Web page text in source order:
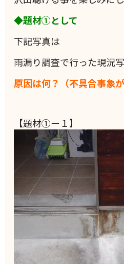
◆題材①として
下記写真は
雨漏り調査で行った現況写
原因は何？（不具合事象
【題材①ー１】